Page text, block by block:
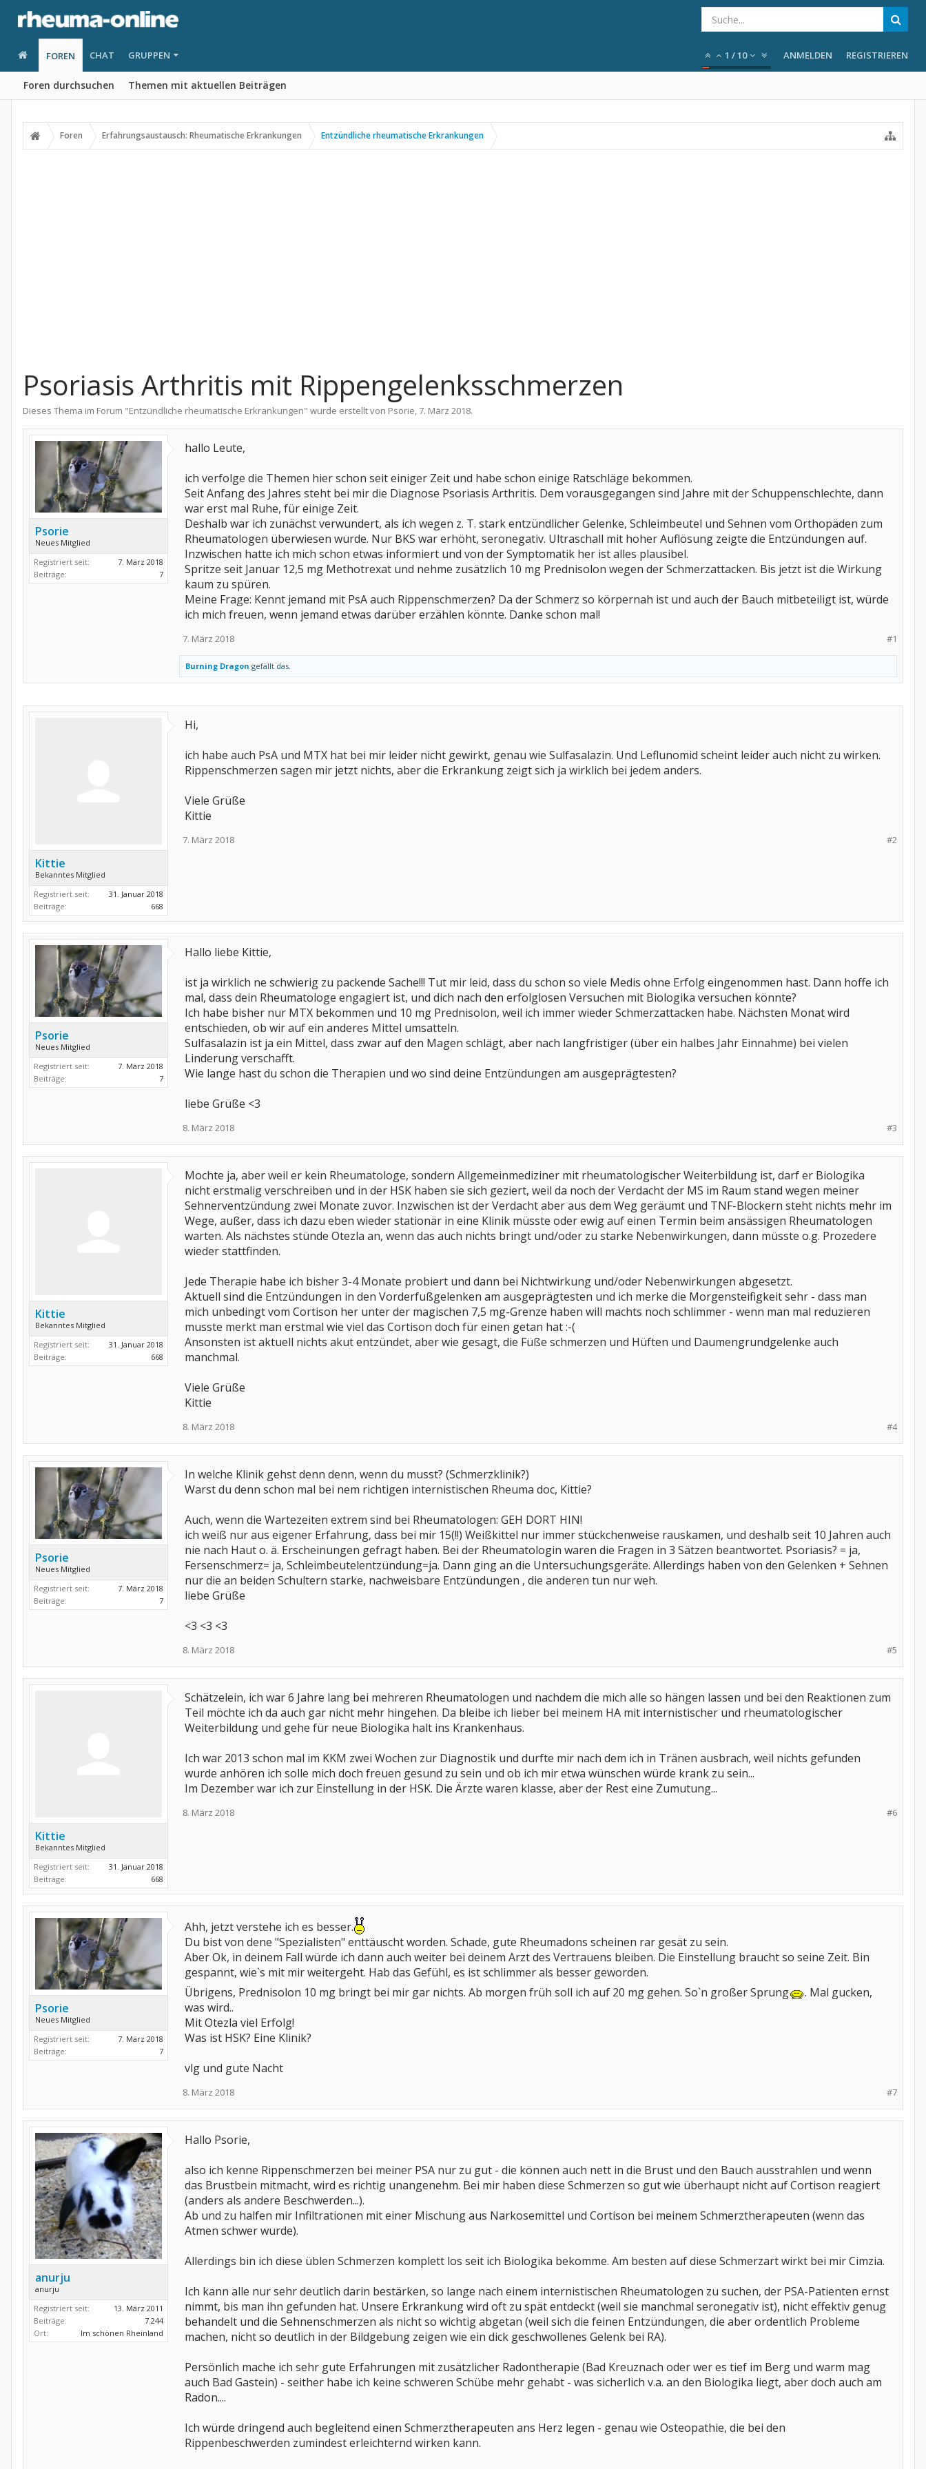
FOREN
Foren durchsuchen Themen mit aktuellen Beiträgen
CHAT GRUPPEN 1 /10 ANMELDEN REGISTRIEREN
Foren Erfahrungsaustausch: Rheumatische Erkrankungen Entzündliche rheumatische Erkrankungen
Psoriasis Arthritis mit Rippengelenksschmerzen
Dieses Thema im Forum "Entzündliche rheumatische Erkrankungen" wurde erstellt von Psorie, 7. März 2018.
Psorie
Neues Mitglied
Registriert seit:
7. März 2018
Beiträge:
7
hallo Leute,
ich verfolge die Themen hier schon seit einiger Zeit und habe schon einige Ratschläge bekommen.
Seit Anfang des Jahres steht bei mir die Diagnose Psoriasis Arthritis. Dem vorausgegangen sind Jahre mit der Schuppenschlechte, dann
war erst mal Ruhe, für einige Zeit.
Deshalb war ich zunächst verwundert, als ich wegen z. T. stark entzündlicher Gelenke, Schleimbeutel und Sehnen vom Orthopäden zum
Rheumatologen überwiesen wurde. Nur BKS war erhöht, seronegativ. Ultraschall mit hoher Auflösung zeigte die Entzündungen auf.
Inzwischen hatte ich mich schon etwas informiert und von der Symptomatik her ist alles plausibel.
Spritze seit Januar 12,5 mg Methotrexat und nehme zusätzlich 10 mg Prednisolon wegen der Schmerzattacken. Bis jetzt ist die Wirkung
kaum zu spüren.
Meine Frage: Kennt jemand mit PsA auch Rippenschmerzen? Da der Schmerz so körpernah ist und auch der Bauch mitbeteiligt ist, würde
ich mich freuen, wenn jemand etwas darüber erzählen könnte. Danke schon mal!
#1
7. März 2018
Burning Dragon gefällt das.
Kittie
Bekanntes Mitglied
Registriert seit:
31. Januar 2018
Beiträge:
668
Hi,
ich habe auch PsA und MTX hat bei mir leider nicht gewirkt, genau wie Sulfasalazin. Und Leflunomid scheint leider auch nicht zu wirken.
Rippenschmerzen sagen mir jetzt nichts, aber die Erkrankung zeigt sich ja wirklich bei jedem anders.
Viele Grüße
Kittie
#2
7. März 2018
Psorie
Neues Mitglied
Registriert seit:
7. März 2018
Beiträge:
7
Hallo liebe Kittie,
ist ja wirklich ne schwierig zu packende Sache!!! Tut mir leid, dass du schon so viele Medis ohne Erfolg eingenommen hast. Dann hoffe ich
mal, dass dein Rheumatologe engagiert ist, und dich nach den erfolglosen Versuchen mit Biologika versuchen könnte?
Ich habe bisher nur MTX bekommen und 10 mg Prednisolon, weil ich immer wieder Schmerzattacken habe. Nächsten Monat wird
entschieden, ob wir auf ein anderes Mittel umsatteln.
Sulfasalazin ist ja ein Mittel, dass zwar auf den Magen schlägt, aber nach langfristiger (über ein halbes Jahr Einnahme) bei vielen
Linderung verschafft.
Wie lange hast du schon die Therapien und wo sind deine Entzündungen am ausgeprägtesten?
liebe Grüße <3
#3
8. März 2018
Kittie
Bekanntes Mitglied
Registriert seit:
31. Januar 2018
Beiträge:
668
Mochte ja, aber weil er kein Rheumatologe, sondern Allgemeinmediziner mit rheumatologischer Weiterbildung ist, darf er Biologika
nicht erstmalig verschreiben und in der HSK haben sie sich geziert, weil da noch der Verdacht der MS im Raum stand wegen meiner
Sehnerventzündung zwei Monate zuvor. Inzwischen ist der Verdacht aber aus dem Weg geräumt und TNF-Blockern steht nichts mehr im
Wege, außer, dass ich dazu eben wieder stationär in eine Klinik müsste oder ewig auf einen Termin beim ansässigen Rheumatologen
warten. Als nächstes stünde Otezla an, wenn das auch nichts bringt und/oder zu starke Nebenwirkungen, dann müsste o.g. Prozedere
wieder stattfinden.
Jede Therapie habe ich bisher 3-4 Monate probiert und dann bei Nichtwirkung und/oder Nebenwirkungen abgesetzt.
Aktuell sind die Entzündungen in den Vorderfußgelenken am ausgeprägtesten und ich merke die Morgensteifigkeit sehr - dass man
mich unbedingt vom Cortison her unter der magischen 7,5 mg-Grenze haben will machts noch schlimmer - wenn man mal reduzieren
musste merkt man erstmal wie viel das Cortison doch für einen getan hat :-(
Ansonsten ist aktuell nichts akut entzündet, aber wie gesagt, die Füße schmerzen und Hüften und Daumengrundgelenke auch
manchmal.
Viele Grüße
Kittie
#4
8. März 2018
Psorie
Neues Mitglied
Registriert seit:
7. März 2018
Beiträge:
7
In welche Klinik gehst denn denn, wenn du musst? (Schmerzklinik?)
Warst du denn schon mal bei nem richtigen internistischen Rheuma doc, Kittie?
Auch, wenn die Wartezeiten extrem sind bei Rheumatologen: GEH DORT HIN!
ich weiß nur aus eigener Erfahrung, dass bei mir 15(!!) Weißkittel nur immer stückchenweise rauskamen, und deshalb seit 10 Jahren auch
nie nach Haut o. ä. Erscheinungen gefragt haben. Bei der Rheumatologin waren die Fragen in 3 Sätzen beantwortet. Psoriasis? = ja,
Fersenschmerz= ja, Schleimbeutelentzündung=ja. Dann ging an die Untersuchungsgeräte. Allerdings haben von den Gelenken + Sehnen
nur die an beiden Schultern starke, nachweisbare Entzündungen , die anderen tun nur weh.
liebe Grüße
<3 <3 <3
#5
8. März 2018
Kittie
Bekanntes Mitglied
Registriert seit:
31. Januar 2018
Beiträge:
668
Schätzelein, ich war 6 Jahre lang bei mehreren Rheumatologen und nachdem die mich alle so hängen lassen und bei den Reaktionen zum
Teil möchte ich da auch gar nicht mehr hingehen. Da bleibe ich lieber bei meinem HA mit internistischer und rheumatologischer
Weiterbildung und gehe für neue Biologika halt ins Krankenhaus.
Ich war 2013 schon mal im KKM zwei Wochen zur Diagnostik und durfte mir nach dem ich in Tränen ausbrach, weil nichts gefunden
wurde anhören ich solle mich doch freuen gesund zu sein und ob ich mir etwa wünschen würde krank zu sein...
Im Dezember war ich zur Einstellung in der HSK. Die Ärzte waren klasse, aber der Rest eine Zumutung...
#6
8. März 2018
Psorie
Neues Mitglied
Registriert seit:
7. März 2018
Beiträge:
7
Ahh, jetzt verstehe ich es besser.
Du bist von dene "Spezialisten" enttäuscht worden. Schade, gute Rheumadons scheinen rar gesät zu sein.
Aber Ok, in deinem Fall würde ich dann auch weiter bei deinem Arzt des Vertrauens bleiben. Die Einstellung braucht so seine Zeit. Bin
gespannt, wie`s mit mir weitergeht. Hab das Gefühl, es ist schlimmer als besser geworden.
Übrigens, Prednisolon 10 mg bringt bei mir gar nichts. Ab morgen früh soll ich auf 20 mg gehen. So`n großer Sprung
. Mal gucken,
was wird..
Mit Otezla viel Erfolg!
Was ist HSK? Eine Klinik?
vlg und gute Nacht
#7
8. März 2018
anurju
anurju
Registriert seit:
13. März 2011
Beiträge:
7.244
Ort:
Im schönen Rheinland
Hallo Psorie,
also ich kenne Rippenschmerzen bei meiner PSA nur zu gut - die können auch nett in die Brust und den Bauch ausstrahlen und wenn
das Brustbein mitmacht, wird es richtig unangenehm. Bei mir haben diese Schmerzen so gut wie überhaupt nicht auf Cortison reagiert
(anders als andere Beschwerden...).
Ab und zu halfen mir Infiltrationen mit einer Mischung aus Narkosemittel und Cortison bei meinem Schmerztherapeuten (wenn das
Atmen schwer wurde).
Allerdings bin ich diese üblen Schmerzen komplett los seit ich Biologika bekomme. Am besten auf diese Schmerzart wirkt bei mir Cimzia.
Ich kann alle nur sehr deutlich darin bestärken, so lange nach einem internistischen Rheumatologen zu suchen, der PSA-Patienten ernst
nimmt, bis man ihn gefunden hat. Unsere Erkrankung wird oft zu spät entdeckt (weil sie manchmal seronegativ ist), nicht effektiv genug
behandelt und die Sehnenschmerzen als nicht so wichtig abgetan (weil sich die feinen Entzündungen, die aber ordentlich Probleme
machen, nicht so deutlich in der Bildgebung zeigen wie ein dick geschwollenes Gelenk bei RA).
Persönlich mache ich sehr gute Erfahrungen mit zusätzlicher Radontherapie (Bad Kreuznach oder wer es tief im Berg und warm mag
auch Bad Gastein) - seither habe ich keine schweren Schübe mehr gehabt - was sicherlich v.a. an den Biologika liegt, aber doch auch am
Radon....
Ich würde dringend auch begleitend einen Schmerztherapeuten ans Herz legen - genau wie Osteopathie, die bei den
Rippenbeschwerden zumindest erleichternd wirken kann.